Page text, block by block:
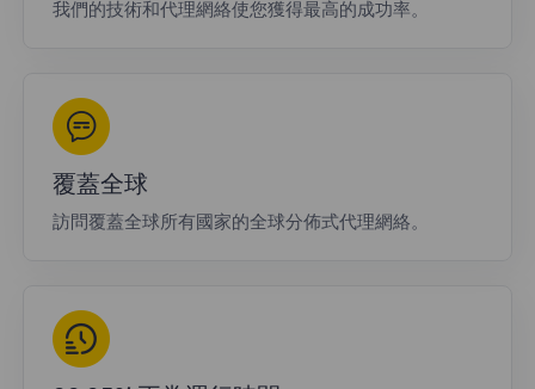
我們的技術和代理網絡使您獲得最高的成功率。
覆蓋全球
訪問覆蓋全球所有國家的全球分佈式代理網絡。